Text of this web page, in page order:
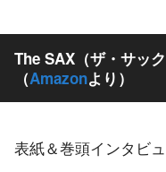
The SAX（ザ・サッ
（Amazonより）
表紙＆巻頭インタビ